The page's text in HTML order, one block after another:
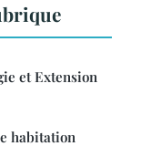
et Extension
habitation